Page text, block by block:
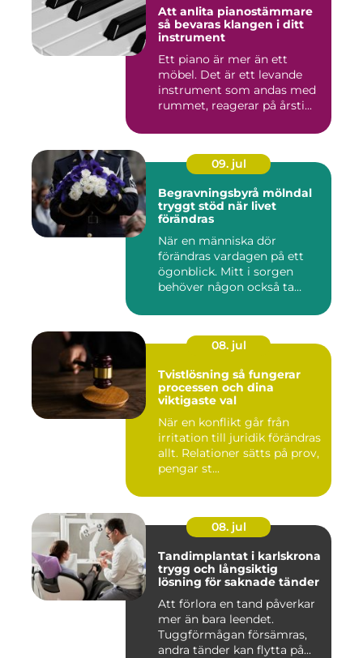
Att anlita pianostämmare
så bevaras klangen i ditt
instrument
Ett piano är mer än ett
möbel. Det är ett levande
instrument som andas med
rummet, reagerar på årsti...
09. jul
Begravningsbyrå mölndal
tryggt stöd när livet
förändras
När en människa dör
förändras vardagen på ett
ögonblick. Mitt i sorgen
behöver någon också ta
08. jul
Tvistlösning så fungerar
processen och dina
viktigaste val
När en konflikt går från
irritation till juridik förändras
allt. Relationer sätts på prov,
pengar st...
08. jul
Tandimplantat i karlskrona
trygg och långsiktig
lösning för saknade tänder
Att förlora en tand påverkar
mer än bara leendet.
Tuggförmågan försämras,
andra tänder kan flytta på...